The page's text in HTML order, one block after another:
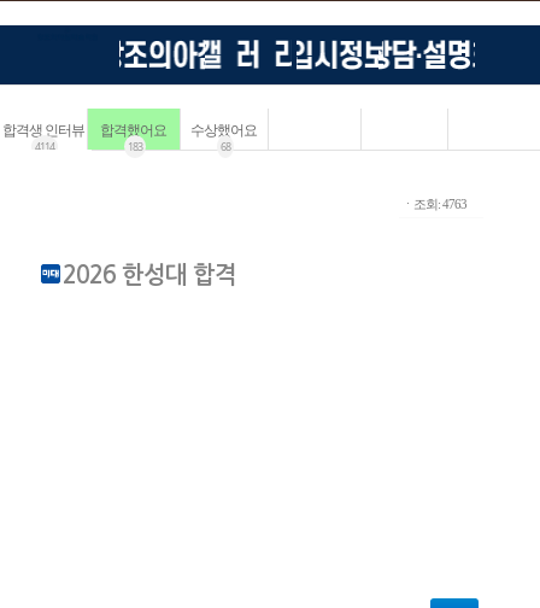
합격생 인터뷰
4114
합격했어요
183
수상했어요
68
ㆍ조회: 4763
2026 한성대 합격